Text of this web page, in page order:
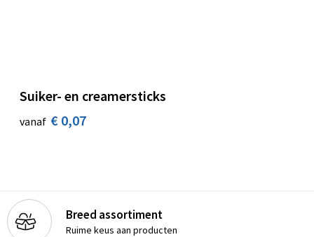
Suiker- en creamersticks
vanaf € 0,07
Breed assortiment
Ruime keus aan producten